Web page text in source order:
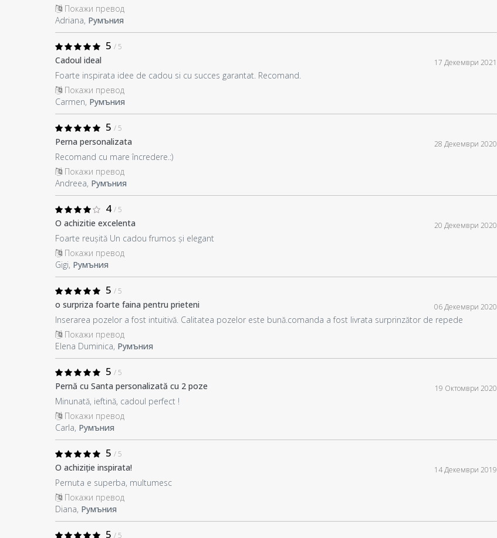
Покажи превод
Adriana, Румъния
5 / 5
Cadoul ideal 17 Декември 2021
Foarte inspirata idee de cadou si cu succes garantat. Recomand.
Покажи превод
Carmen, Румъния
5 / 5
Perna personalizata 28 Декември 2020
Recomand cu mare încredere.:)
Покажи превод
Andreea, Румъния
4 / 5
O achizitie excelenta 20 Декември 2020
Foarte reușită Un cadou frumos și elegant
Покажи превод
Gigi, Румъния
5 / 5
o surpriza foarte faina pentru prieteni 06 Декември 2020
Inserarea pozelor a fost intuitivă. Calitatea pozelor este bună.comanda a fost livrata surprinzător de repede
Покажи превод
Elena Duminica, Румъния
5 / 5
Pernă cu Santa personalizată cu 2 poze 19 Октомври 2020
Minunată, ieftină, cadoul perfect !
Покажи превод
Carla, Румъния
5 / 5
O achiziție inspirata! 14 Декември 2019
Pernuta e superba, multumesc
Покажи превод
Diana, Румъния
5 / 5